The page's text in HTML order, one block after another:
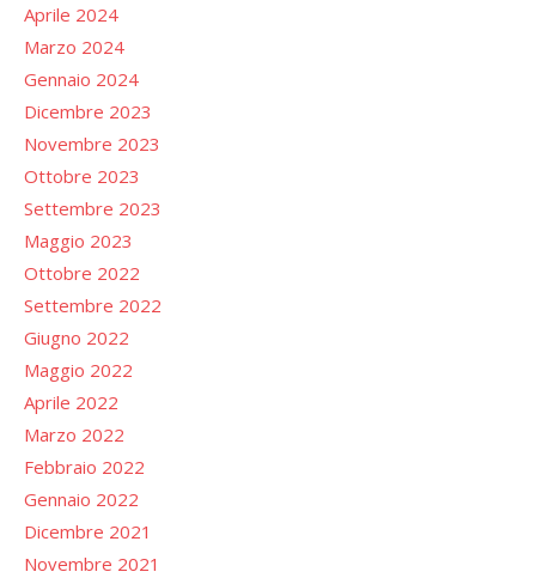
Aprile 2024
Marzo 2024
Gennaio 2024
Dicembre 2023
Novembre 2023
Ottobre 2023
Settembre 2023
Maggio 2023
Ottobre 2022
Settembre 2022
Giugno 2022
Maggio 2022
Aprile 2022
Marzo 2022
Febbraio 2022
Gennaio 2022
Dicembre 2021
Novembre 2021